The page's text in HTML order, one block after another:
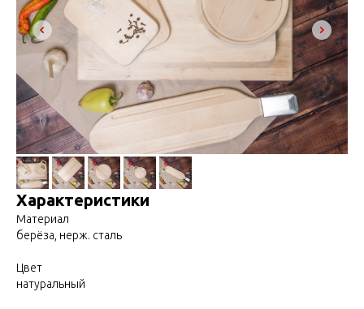
Характеристики
Материал
берёза, нерж. сталь
Цвет
натуральный